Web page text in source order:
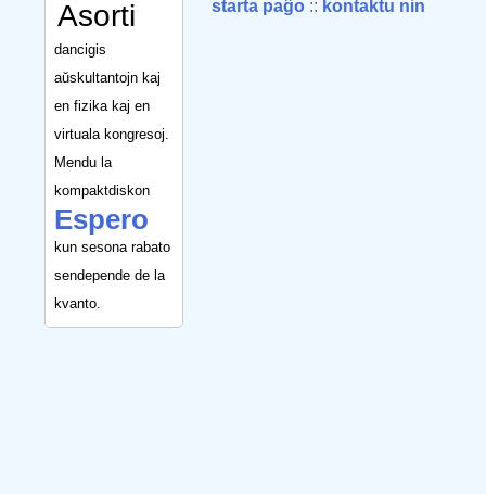
Asorti
dancigis
aŭskultantojn kaj
en fizika kaj en
virtuala kongresoj.
Mendu la
kompaktdiskon
Espero
kun sesona rabato
sendepende de la
kvanto.
starta paĝo :: kontaktu nin